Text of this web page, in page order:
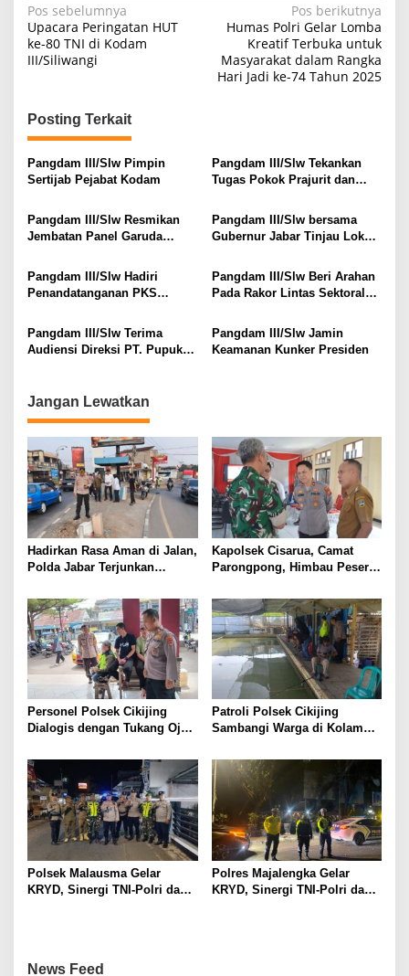
Navigasi
pos
Pos sebelumnya
Upacara Peringatan HUT
ke-80 TNI di Kodam
III/Siliwangi
Pos berikutnya
Humas Polri Gelar Lomba
Kreatif Terbuka untuk
Masyarakat dalam Rangka
Hari Jadi ke-74 Tahun 2025
Posting Terkait
Pangdam III/Slw Pimpin
Sertijab Pejabat Kodam
Pangdam III/Slw Tekankan
Tugas Pokok Prajurit dan
Pangdam III/Slw Resmikan
Jembatan Panel Garuda
Pangdam III/Slw bersama
Gubernur Jabar Tinjau Lokasi
Pangdam III/Slw Hadiri
Penandatanganan PKS
AD
Pangdam III/Slw Beri Arahan
Pada Rakor Lintas Sektoral
Pangdam III/Slw Terima
Audiensi Direksi PT. Pupuk
Pangdam III/Slw Jamin
Keamanan Kunker Presiden
Jangan Lewatkan
Hadirkan Rasa Aman di Jalan,
Polda Jabar Terjunkan
Titik Rawan
Kapolsek Cisarua, Camat
Parongpong, Himbau Peserta
Kelancaran HUT RI ke-81
Tahun 2026
Personel Polsek Cikijing
Dialogis dengan Tukang Ojek
Patroli Polsek Cikijing
Sambangi Warga di Kolam
Pesan Kamtibmas
Polsek Malausma Gelar
KRYD, Sinergi TNI-Polri dan
Polres Majalengka Gelar
KRYD, Sinergi TNI-Polri dan
News Feed